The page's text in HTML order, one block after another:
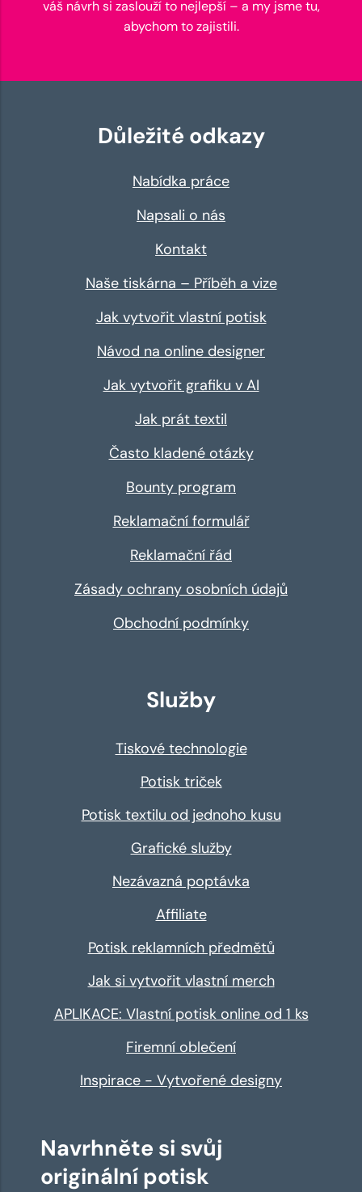
váš návrh si zaslouží to nejlepší – a my jsme tu,
abychom to zajistili.
Důležité odkazy
Nabídka práce
Napsali o nás
Kontakt
Naše tiskárna – Příběh a vize
Jak vytvořit vlastní potisk
Návod na online designer
Jak vytvořit grafiku v AI
Jak prát textil
Často kladené otázky
Bounty program
Reklamační formulář
Reklamační řád
Zásady ochrany osobních údajů
Obchodní podmínky
Služby
Tiskové technologie
Potisk triček
Potisk textilu od jednoho kusu
Grafické služby
Nezávazná poptávka
Affiliate
Potisk reklamních předmětů
Jak si vytvořit vlastní merch
APLIKACE: Vlastní potisk online od 1 ks
Firemní oblečení
Inspirace - Vytvořené designy
Navrhněte si svůj
originální potisk